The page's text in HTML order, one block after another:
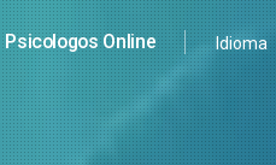
Psicologos Online Idioma